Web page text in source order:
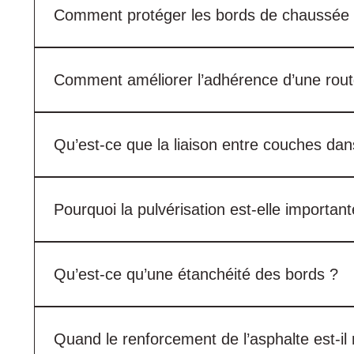
Comment protéger les bords de chaussée
l’asphalte contre les dégradations.
Comment améliorer l’adhérence d’une
Qu’est-ce que la liaison entre couches
empêcher le déplacement des couches les unes par
Pourquoi la pulvérisation est-elle
que des déformations par cisaillement, des fissures
Qu’est-ce qu’une étanchéité des bords ?
bords.
Quand le renforcement de l’asphalte est-